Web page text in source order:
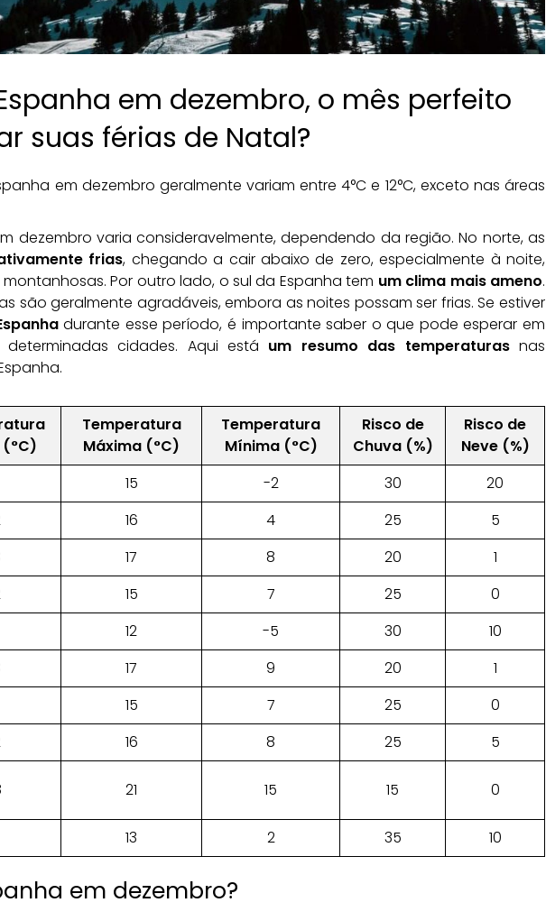
em dezembro, o mês perfeito
suas férias de Natal?
em dezembro geralmente variam entre 4°C e 12°C, exceto nas áreas
dezembro varia consideravelmente, dependendo da região. No norte, as
frias, chegando a cair abaixo de zero, especialmente à noite,
Por outro lado, o sul da Espanha tem um clima mais ameno.
são geralmente agradáveis, embora as noites possam ser frias. Se estiver
durante esse período, é importante saber o que pode esperar em
cidades. Aqui está um resumo das temperaturasnas
(°C)
Temperatura
Máxima (°C)
Temperatura
Mínima (°C)
Risco de
Chuva (%)
Risco de
Neve (%)
15 -2 30
20
16 4 25
5
17 8 20
1
15 7 25
0
12 -5 30
10
17 9 20
1
15 7 25
0
16 8 25
5
21 15 15 0
13 2 35 10
em dezembro?